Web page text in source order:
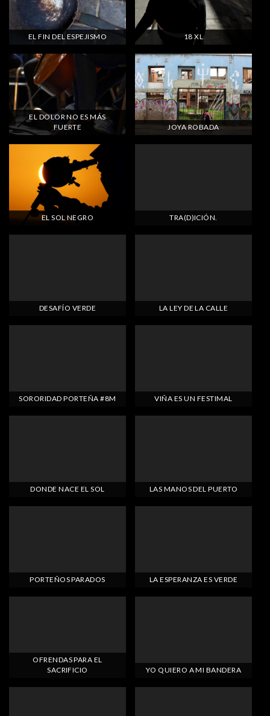
EL FIN DEL ESPEJISMO 18 XL
EL DOLOR NO ES MÁS
FUERTE
JOYA ROBADA
EL SOL NEGRO TRA(D)ICIÓN.
DESAFÍO VERDE LA LEY DE LA CALLE
SORORIDAD PORTEÑA #8M VIÑA ES UN FESTIMAL
DONDE NACE EL SOL LAS MANOS DEL PUERTO
PORTEÑOS PARADOS LA ESPERANZA ES VERDE
OFRENDAS PARA EL
SACRIFICIO
YO QUIERO A MI BANDERA